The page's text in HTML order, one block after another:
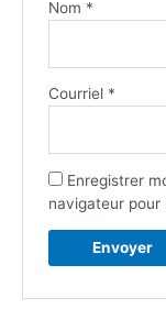
Nom *
Courriel *
Enregistrer
navigateur pour